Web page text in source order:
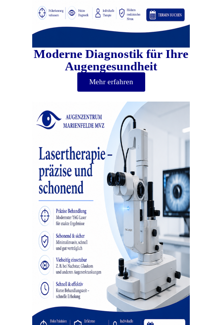
Moderne Diagnostik für Ihre
Augengesundheit
Mehr erfahren